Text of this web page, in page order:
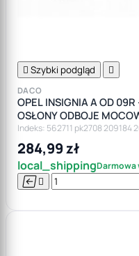
 Szybki podgląd 
DACO
OPEL INSIGNIA A OD
OSŁONY ODBOJE
Indeks: 562711 pk2708 209184
284,99 zł
local_shippingDarmowa
 